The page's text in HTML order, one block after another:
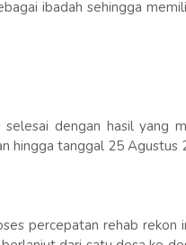
ibadah sehingga
dengan hasil yang
hingga tanggal 25 Agustus
percepatan rehab rekon